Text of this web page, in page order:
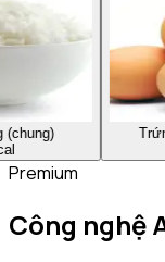
trắng (chung)
Premium
Công nghệ